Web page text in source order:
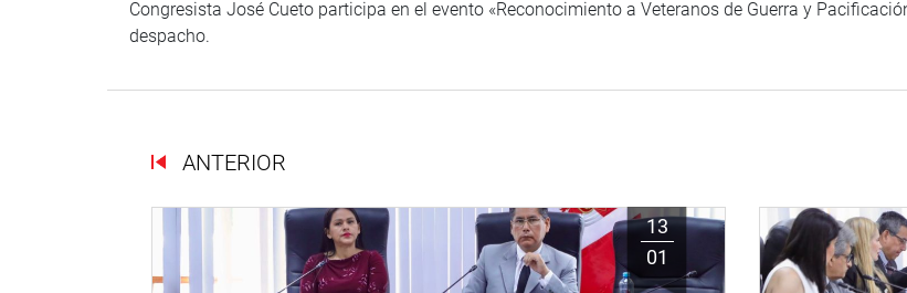
Congresista José Cueto participa en el evento «Reconocimiento a Veteranos de Guerra y
despacho.
ANTERIOR
13
01